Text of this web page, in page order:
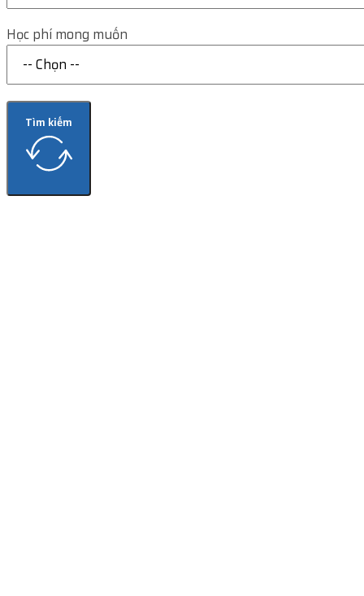
Học phí mong muốn
Tìm kiếm